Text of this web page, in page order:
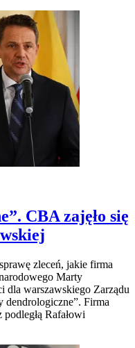
CBA zajęło się
zleceń, jakie firma
Marty
dla warszawskiego Zarządu
dendrologiczne”. Firma
Rafałowi